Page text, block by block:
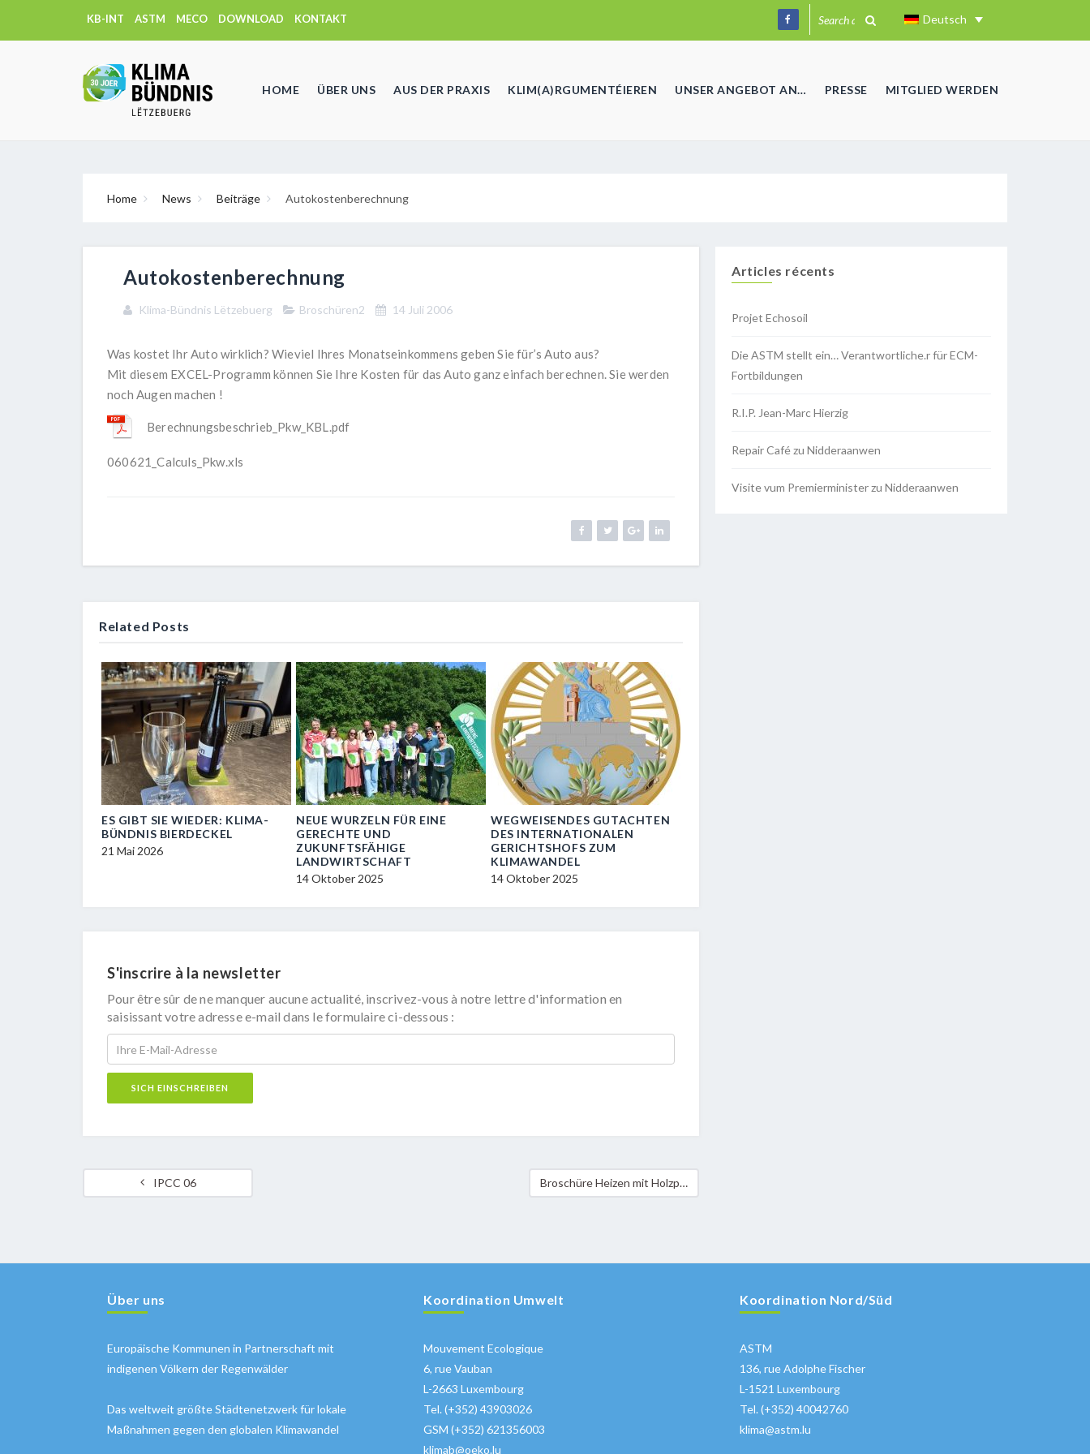
KB-INT ASTM MECO DOWNLOAD KONTAKT Deutsch
HOME ÜBER UNS AUS DER PRAXIS KLIM(A)RGUMENTÉIEREN UNSER ANGEBOT AN… PRESSE MITGLIED WERDEN
Home News Beiträge Autokostenberechnung
Autokostenberechnung
Klima-Bündnis Lëtzebuerg Broschüren2 14 Juli 2006
Was kostet Ihr Auto wirklich? Wieviel Ihres Monatseinkommens geben Sie für’s Auto aus?
Mit diesem EXCEL-Programm können Sie Ihre Kosten für das Auto ganz einfach berechnen. Sie werden
noch Augen machen !
Berechnungsbeschrieb_Pkw_KBL.pdf
060621_Calculs_Pkw.xls
Related Posts
ES GIBT SIE WIEDER: KLIMA-
BÜNDNIS BIERDECKEL
21 Mai 2026
NEUE WURZELN FÜR EINE
GERECHTE UND
ZUKUNFTSFÄHIGE
LANDWIRTSCHAFT
14 Oktober 2025
WEGWEISENDES GUTACHTEN
DES INTERNATIONALEN
GERICHTSHOFS ZUM
KLIMAWANDEL
14 Oktober 2025
S'inscrire à la newsletter
Pour être sûr de ne manquer aucune actualité, inscrivez-vous à notre lettre d'information en
saisissant votre adresse e-mail dans le formulaire ci-dessous :
IPCC 06 Broschüre Heizen mit Holzpellets
Articles récents
Projet Echosoil
Die ASTM stellt ein… Verantwortliche.r für ECM-
Fortbildungen
R.I.P. Jean-Marc Hierzig
Repair Café zu Nidderaanwen
Visite vum Premierminister zu Nidderaanwen
Über uns
Europäische Kommunen in Partnerschaft mit
indigenen Völkern der Regenwälder
Das weltweit größte Städtenetzwerk für lokale
Maßnahmen gegen den globalen Klimawandel
Koordination Umwelt
Mouvement Ecologique
6, rue Vauban
L-2663 Luxembourg
Tel. (+352) 43903026
GSM (+352) 621356003
klimab@oeko.lu
Koordination Nord/Süd
ASTM
136, rue Adolphe Fischer
L-1521 Luxembourg
Tel. (+352) 40042760
klima@astm.lu